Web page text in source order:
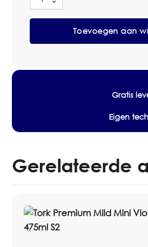
Premium
Extra
1000ml
Toevoegen aan
Gratis
Eigen
Gerelateerde